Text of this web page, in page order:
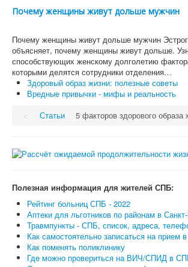
Почему женщины живут дольше мужчин
Почему женщины живут дольше мужчин
объясняет, почему женщины живут дольше.
способствующих женскому долголетию
которыми делятся сотрудники отделения…
Здоровый образ жизни: полезные советы
Вредные привычки - мифы и реальность
Статьи
5 факторов здорового образа
Полезная информация для жителей СПБ:
Рейтинг больниц СПБ - 2022
Аптеки для льготников по районам в
Травмпункты - СПБ, список, адреса,
Как самостоятельно записаться на прием
Как поменять поликлинику
Где можно провериться на ВИЧ/СПИД в